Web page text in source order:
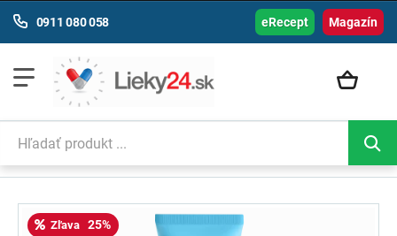
Magazín
0911 080 058 eRecept
Zľava 25%